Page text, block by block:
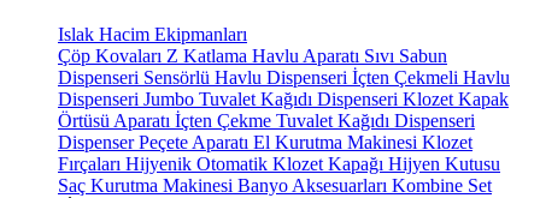
Islak Hacim Ekipmanları
Çöp Kovaları Z Katlama Havlu Aparatı Sıvı Sabun
Dispenseri Sensörlü Havlu Dispenseri İçten Çekmeli Havlu
Dispenseri Jumbo Tuvalet Kağıdı Dispenseri Klozet Kapak
Örtüsü Aparatı İçten Çekme Tuvalet Kağıdı Dispenseri
Dispenser Peçete Aparatı El Kurutma Makinesi Klozet
Fırçaları Hijyenik Otomatik Klozet Kapağı Hijyen Kutusu
Saç Kurutma Makinesi Banyo Aksesuarları Kombine Set